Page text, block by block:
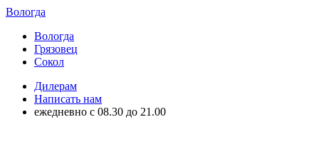
Вологда
Вологда
Грязовец
Сокол
Дилерам
Написать нам
ежедневно c 08.30 до 21.00